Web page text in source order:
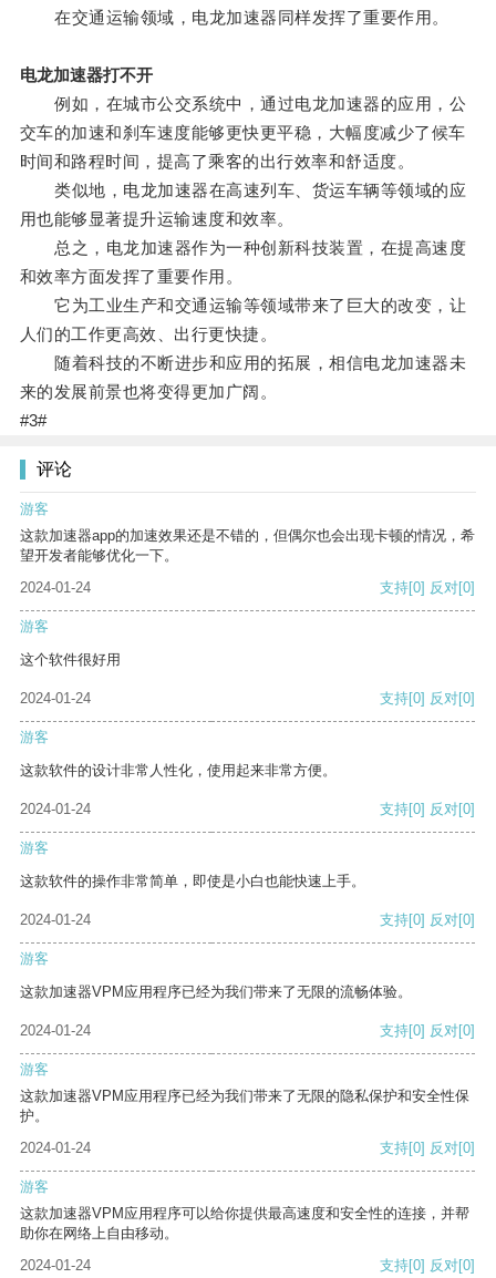
在交通运输领域，电龙加速器同样发挥了重要作用。
电龙加速器打不开
例如，在城市公交系统中，通过电龙加速器的应用，公
交车的加速和刹车速度能够更快更平稳，大幅度减少了候车
时间和路程时间，提高了乘客的出行效率和舒适度。
类似地，电龙加速器在高速列车、货运车辆等领域的应
用也能够显著提升运输速度和效率。
总之，电龙加速器作为一种创新科技装置，在提高速度
和效率方面发挥了重要作用。
它为工业生产和交通运输等领域带来了巨大的改变，让
人们的工作更高效、出行更快捷。
随着科技的不断进步和应用的拓展，相信电龙加速器未
来的发展前景也将变得更加广阔。
#3#
评论
游客
这款加速器app的加速效果还是不错的，但偶尔也会出现卡顿的情况，希
望开发者能够优化一下。
2024-01-24
支持[0] 反对[0]
游客
这个软件很好用
2024-01-24 支持[0] 反对[0]
游客
这款软件的设计非常人性化，使用起来非常方便。
2024-01-24 支持[0] 反对[0]
游客
这款软件的操作非常简单，即使是小白也能快速上手。
2024-01-24 支持[0] 反对[0]
游客
这款加速器VPM应用程序已经为我们带来了无限的流畅体验。
2024-01-24 支持[0] 反对[0]
游客
这款加速器VPM应用程序已经为我们带来了无限的隐私保护和安全性保
护。
2024-01-24
支持[0] 反对[0]
游客
这款加速器VPM应用程序可以给你提供最高速度和安全性的连接，并帮
助你在网络上自由移动。
2024-01-24
支持[0] 反对[0]